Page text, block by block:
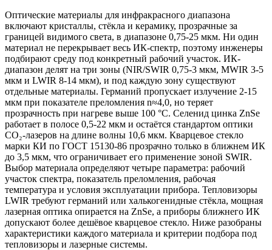
Оптические материалы для инфракрасного диапазона
включают кристаллы, стёкла и керамику, прозрачные за
границей видимого света, в диапазоне 0,75-25 мкм. Ни один
материал не перекрывает весь ИК-спектр, поэтому инженеры
подбирают среду под конкретный рабочий участок. ИК-
диапазон делят на три зоны (NIR/SWIR 0,75-3 мкм, MWIR 3-5
мкм и LWIR 8-14 мкм), и под каждую зону существуют
отдельные материалы. Германий пропускает излучение 2-15
мкм при показателе преломления n≈4,0, но теряет
прозрачность при нагреве выше 100 °C. Селенид цинка ZnSe
работает в полосе 0,5-22 мкм и остаётся стандартом оптики
CO₂-лазеров на длине волны 10,6 мкм. Кварцевое стекло
марки КИ по ГОСТ 15130-86 прозрачно только в ближнем ИК
до 3,5 мкм, что ограничивает его применение зоной SWIR.
Выбор материала определяют четыре параметра: рабочий
участок спектра, показатель преломления, рабочая
температура и условия эксплуатации прибора. Тепловизоры
LWIR требуют германий или халькогенидные стёкла, мощная
лазерная оптика опирается на ZnSe, а приборы ближнего ИК
допускают более дешёвое кварцевое стекло. Ниже разобраны
характеристики каждого материала и критерии подбора под
тепловизоры и лазерные системы.